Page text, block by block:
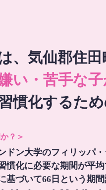
、気仙郡住田
い・苦手な
慣化するた
？＞
ドン大学のフィリッパ
慣化に必要な期間が平
基づいて66日という期